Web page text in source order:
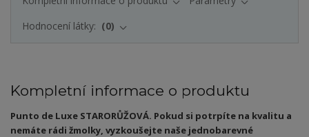
Hodnocení látky:
0
Kompletní informace o produktu
Punto de Luxe STARORŮŽOVÁ. Pokud si potrpíte na kvalitu a
nemáte rádi žmolky, vyzkoušejte naše jednobarevné